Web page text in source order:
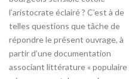
l’aristocrate éclairé ? C’est à de
telles questions que tâche de
répondre le présent ouvrage, à
partir d’une documentation
associant littérature « populaire